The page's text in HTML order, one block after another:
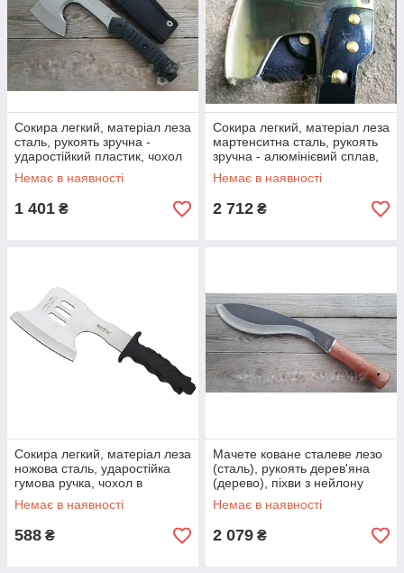
Сокира легкий, матеріал леза
сталь, рукоять зручна -
ударостійкий пластик, чохол
в подарунок
Немає в наявності
1 401 ₴
Сокира легкий, матеріал леза
мартенситна сталь, рукоять
зручна - алюмінієвий сплав,
чохол в подарунок
Немає в наявності
2 712 ₴
Сокира легкий, матеріал леза
ножова сталь, ударостійка
гумова ручка, чохол в
подарунок
Немає в наявності
588 ₴
Мачете коване сталеве лезо
(сталь), рукоять дерев'яна
(дерево), піхви з нейлону
відмінна якість
Немає в наявності
2 079 ₴